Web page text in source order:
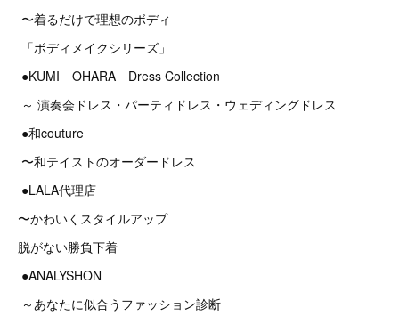
〜着るだけで理想のボディ
「ボディメイクシリーズ」
●KUMI OHARA Dress Collection
～ 演奏会ドレス・パーティドレス・ウェディングドレス
●和couture
〜和テイストのオーダードレス
●LALA代理店
〜かわいくスタイルアップ
脱がない勝負下着
●ANALYSHON
～あなたに似合うファッション診断